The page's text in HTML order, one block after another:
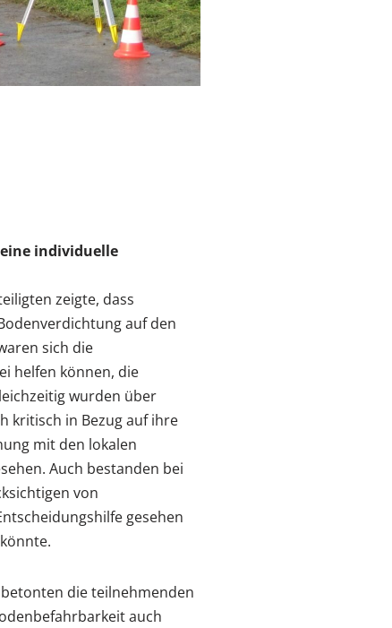
individuelle
zeigte, dass
auf den
sich die
helfen können, die
wurden über
kritisch in Bezug auf ihre
mit den lokalen
Auch bestanden bei
von
gesehen
die teilnehmenden
auch